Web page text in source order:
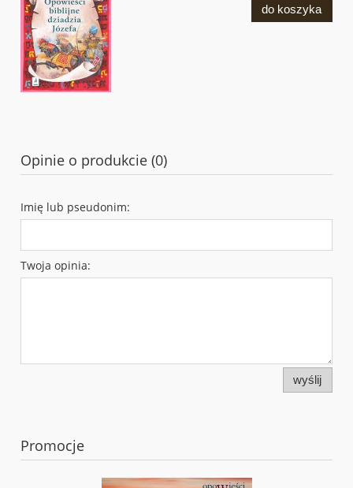
do koszyka
Opinie o produkcie (0)
Imię lub pseudonim:
Twoja opinia:
wyślij
Promocje